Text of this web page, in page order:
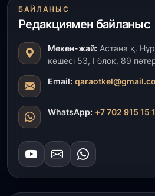
ҚР Президенті Орталық Азия
ұзақмерзімді
ұсынды
31 шілде, 2026
«Ауыл аманаты»:
4 223 жоба
31 шілде, 2026
толық ауыз сумен қамтылды
30 шілде, 2026
Түркістанда «Арыс-2»
БАЙЛАНЫС
Редакциямен байланыс
Мекен-жай: Астана қ.
көшесі 53, І блок, 89
Email:
WhatsApp: +7 702 915 15